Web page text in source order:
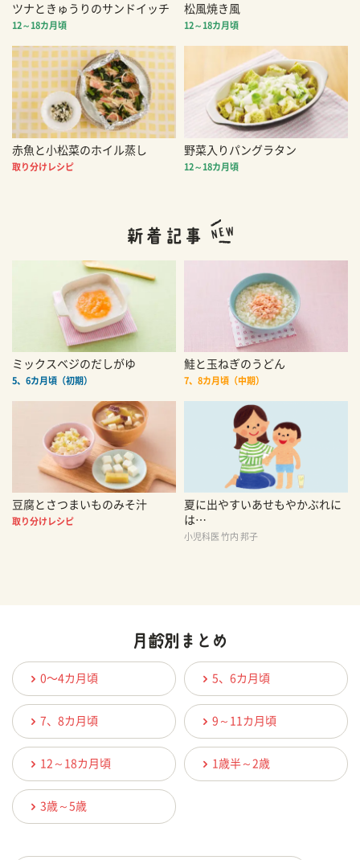
ツナときゅうりのサンドイッチ
12～18カ月頃
松風焼き風
12～18カ月頃
赤魚と小松菜のホイル蒸し
取り分けレシピ
野菜入りパングラタン
12～18カ月頃
ミックスベジのだしがゆ
5、6カ月頃（初期）
鮭と玉ねぎのうどん
7、8カ月頃（中期）
豆腐とさつまいものみそ汁
取り分けレシピ
夏に出やすいあせもやかぶれに
は…
小児科医 竹内 邦子
0〜4カ月頃 5、6カ月頃
7、8カ月頃 9～11カ月頃
12～18カ月頃 1歳半～2歳
3歳～5歳